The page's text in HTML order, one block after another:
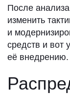
После
изменить
и
средств и вот
её внедрению.